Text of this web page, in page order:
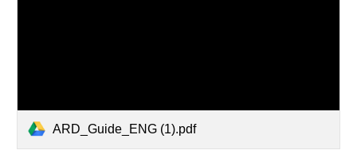
ARD_Guide_ENG (1).pdf